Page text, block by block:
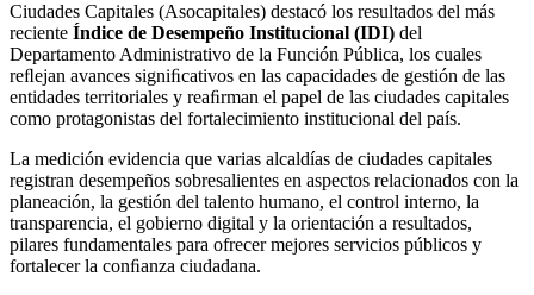
Ciudades Capitales (Asocapitales) destacó los resultados del más
reciente Índice de Desempeño Institucional (IDI) del
Departamento Administrativo de la Función Pública, los cuales
reﬂejan avances signiﬁcativos en las capacidades de gestión de las
entidades territoriales y reaﬁrman el papel de las ciudades capitales
como protagonistas del fortalecimiento institucional del país.
La medición evidencia que varias alcaldías de ciudades capitales
registran desempeños sobresalientes en aspectos relacionados con la
planeación, la gestión del talento humano, el control interno, la
transparencia, el gobierno digital y la orientación a resultados,
pilares fundamentales para ofrecer mejores servicios públicos y
fortalecer la conﬁanza ciudadana.